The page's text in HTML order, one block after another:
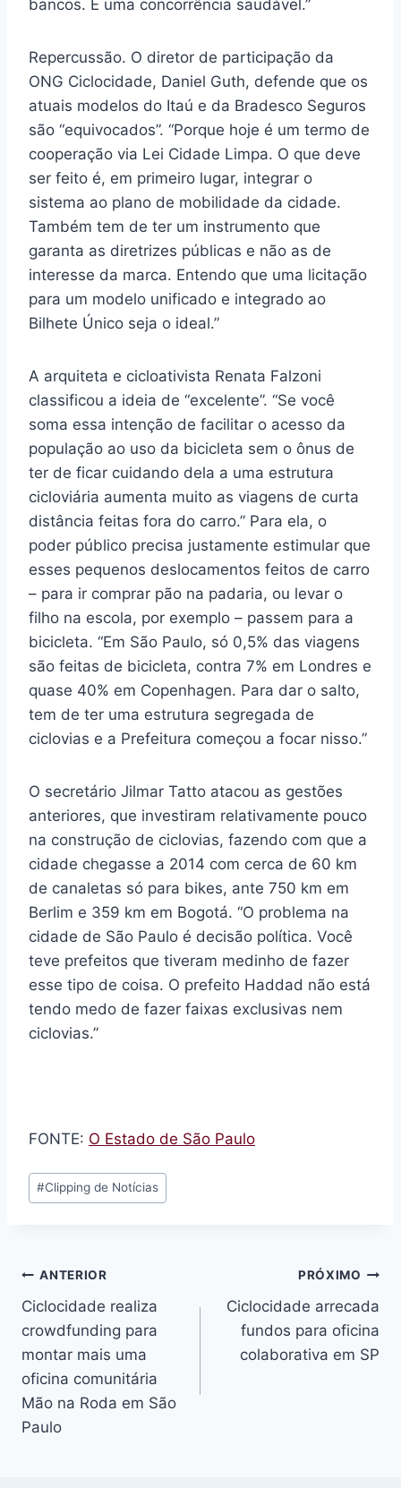
bancos. É uma concorrência saudável.”
Repercussão. O diretor de participação da
ONG Ciclocidade, Daniel Guth, defende que os
atuais modelos do Itaú e da Bradesco Seguros
são “equivocados”. “Porque hoje é um termo de
cooperação via Lei Cidade Limpa. O que deve
ser feito é, em primeiro lugar, integrar o
sistema ao plano de mobilidade da cidade.
Também tem de ter um instrumento que
garanta as diretrizes públicas e não as de
interesse da marca. Entendo que uma licitação
para um modelo unificado e integrado ao
Bilhete Único seja o ideal.”
A arquiteta e cicloativista Renata Falzoni
classificou a ideia de “excelente”. “Se você
soma essa intenção de facilitar o acesso da
população ao uso da bicicleta sem o ônus de
ter de ficar cuidando dela a uma estrutura
cicloviária aumenta muito as viagens de curta
distância feitas fora do carro.” Para ela, o
poder público precisa justamente estimular que
esses pequenos deslocamentos feitos de carro
– para ir comprar pão na padaria, ou levar o
filho na escola, por exemplo – passem para a
bicicleta. “Em São Paulo, só 0,5% das viagens
são feitas de bicicleta, contra 7% em Londres e
quase 40% em Copenhagen. Para dar o salto,
tem de ter uma estrutura segregada de
ciclovias e a Prefeitura começou a focar nisso.”
O secretário Jilmar Tatto atacou as gestões
anteriores, que investiram relativamente pouco
na construção de ciclovias, fazendo com que a
cidade chegasse a 2014 com cerca de 60 km
de canaletas só para bikes, ante 750 km em
Berlim e 359 km em Bogotá. “O problema na
cidade de São Paulo é decisão política. Você
teve prefeitos que tiveram medinho de fazer
esse tipo de coisa. O prefeito Haddad não está
tendo medo de fazer faixas exclusivas nem
ciclovias.”
FONTE: O Estado de São Paulo
Tags
do
#Clipping de Notícias
Navegação
de
Post
ANTERIOR
Ciclocidade realiza
crowdfunding para
montar mais uma
oficina comunitária
Mão na Roda em São
Paulo
PRÓXIMO
Ciclocidade arrecada
fundos para oficina
colaborativa em SP